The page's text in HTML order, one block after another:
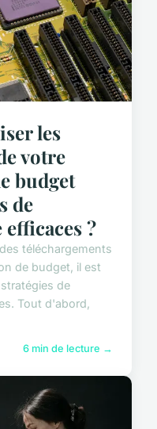
les
votre
budget
de
?
téléchargements
de budget, il est
de
Tout d'abord,
6 min de lecture →